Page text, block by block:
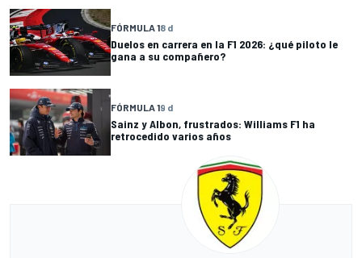
FÓRMULA 18 d
Duelos en carrera en la F1 2026: ¿qué piloto le
gana a su compañero?
FÓRMULA 19 d
Sainz y Albon, frustrados: Williams F1 ha
retrocedido varios años